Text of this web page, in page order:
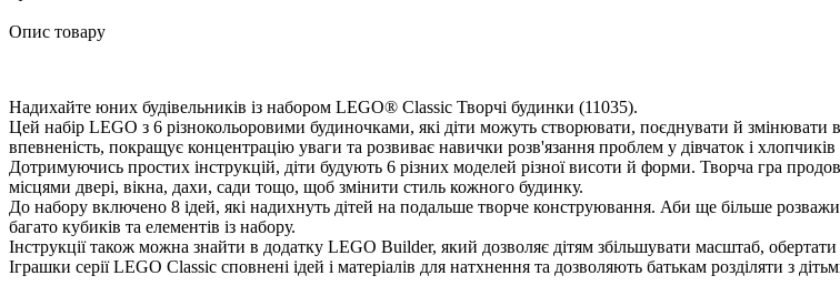
Опис товару
Надихайте юних будівельників із набором LEGO® Classic Творчі будинки (11035).
Цей набір LEGO з 6 різнокольоровими будиночками, які діти можуть створювати, поєднувати й змінювати
певненість, покращує концентрацію уваги та розвиває навички розв'язання проблем у дівчаток і хлопчиків
Дотримуючись простих інструкцій, діти будують 6 різних моделей різної висоти й форми. Творча гра
місцями двері, вікна, дахи, сади тощо, щоб змінити стиль кожного будинку.
До набору включено 8 ідей, які надихнуть дітей на подальше творче конструювання. Аби ще більше
агато кубиків та елементів із набору.
Інструкції також можна знайти в додатку LEGO Builder, який дозволяє дітям збільшувати масштаб,
Іграшки серії LEGO Classic сповнені ідей і матеріалів для натхнення та дозволяють батькам розділяти з